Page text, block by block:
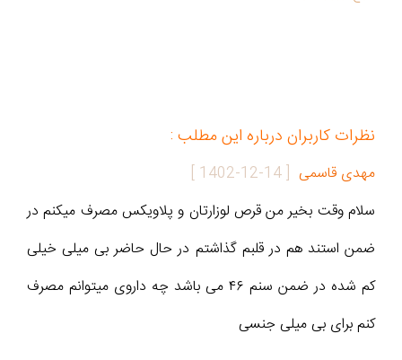
نظرات کاربران درباره این مطلب :
مهدی قاسمی [
1402-12-14
]
سلام وقت بخیر من قرص لوزارتان و پلاویکس مصرف میکنم در
ضمن استند هم در قلبم گذاشتم در حال حاضر بی میلی خیلی
کم شده در ضمن سنم ۴۶ می باشد چه داروی میتوانم مصرف
کنم برای بی میلی جنسی